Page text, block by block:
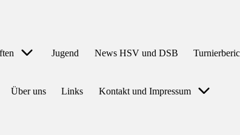
Jugend News HSV und DSB
Über uns Links Kontakt und Impressum